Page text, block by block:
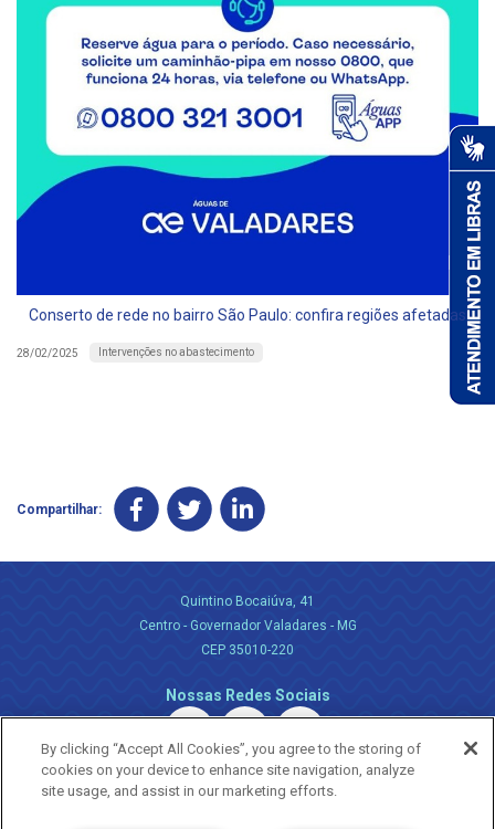
Conserto de rede no bairro São Paulo: confira regiões afetadas
28/02/2025 Intervenções no abastecimento
Compartilhar:
Quintino Bocaiúva, 41
Centro - Governador Valadares - MG
CEP 35010-220
Nossas Redes Sociais
By clicking “Accept All Cookies”, you agree to the storing of
cookies on your device to enhance site navigation, analyze
site usage, and assist in our marketing efforts.